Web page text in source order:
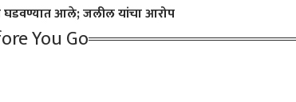
घडवण्यात आले; जलील यांचा आरोप
You Go
सिअॅटलमध्ये रंगणार
रस्ता आहे की,